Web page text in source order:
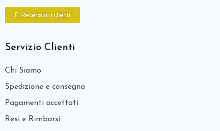
Recensioni clienti
Servizio Clienti
Chi Siamo
Spedizione e consegna
Pagamenti accettati
Resi e Rimborsi